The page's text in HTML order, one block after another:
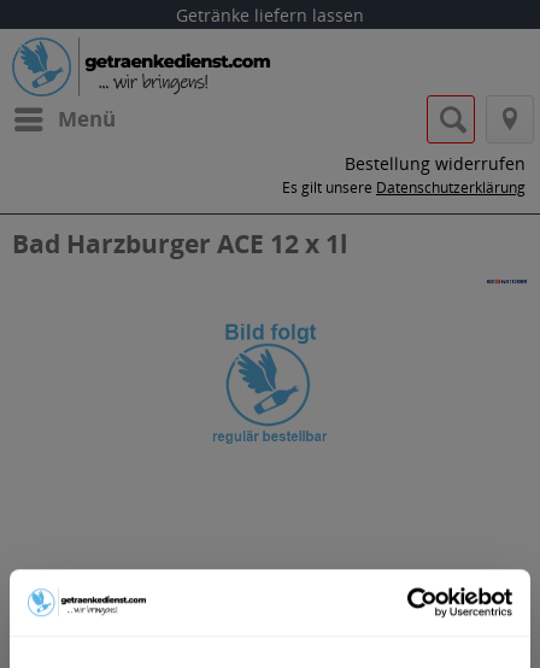
Getränke liefern lassen
Menü
Bestellung widerrufen
Es gilt unsere Datenschutzerklärung
Bad Harzburger ACE 12 x 1l
ab 12,09 € *